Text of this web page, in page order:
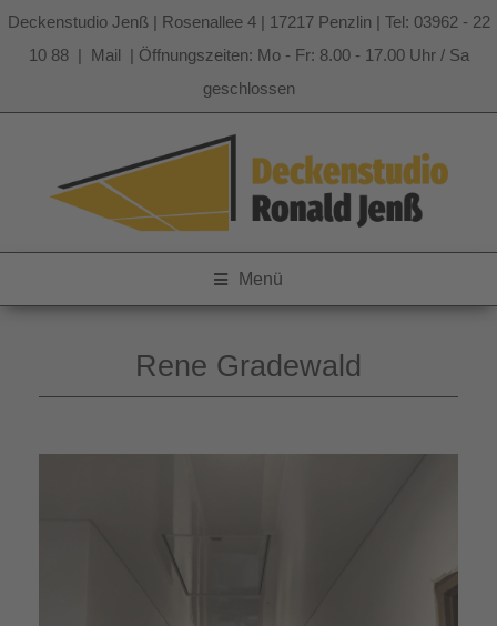
Deckenstudio Jenß | Rosenallee 4 | 17217 Penzlin | Tel: 03962 - 22
10 88 | Mail | Öffnungszeiten: Mo - Fr: 8.00 - 17.00 Uhr / Sa
geschlossen
Menü
Rene Gradewald